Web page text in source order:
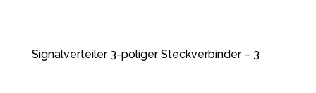
Signalverteiler 3-poliger Steckverbinder – 3